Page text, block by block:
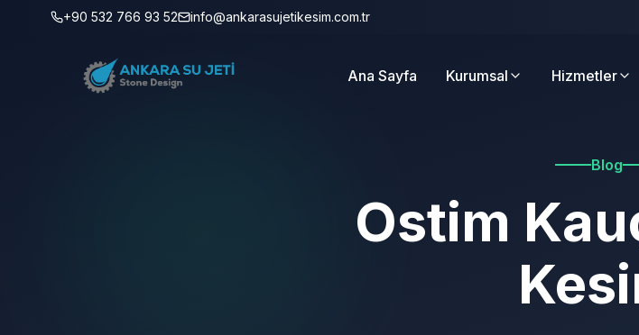
+90 532 766 93 52 info@ankarasujetikesim.com.tr
Ana Sayfa Kurumsal Hizmetler
Blog
Ostim